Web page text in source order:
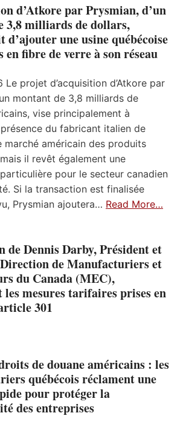
d’Atkore par Prysmian, d’un
3,8 milliards de dollars,
une usine québécoise
en fibre de verre à son réseau
projet d’acquisition d’Atkore par
montant de 3,8 milliards de
vise principalement à
du fabricant italien de
marché américain des produits
il revêt également une
pour le secteur canadien
Si la transaction est finalisée
Prysmian ajoutera… Read More…
de Dennis Darby, Président et
de Manufacturiers et
du Canada (MEC),
les mesures tarifaires prises en
301
de douane américains : les
québécois réclament une
pour protéger la
des entreprises